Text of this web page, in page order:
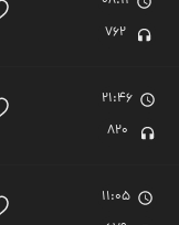
762
21:46
820
11:05